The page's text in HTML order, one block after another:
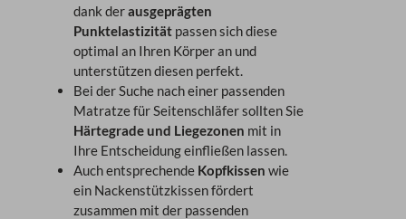
dank derausgeprägten
Punktelastizitätpassen sich diese
optimal an Ihren Körper an und
unterstützen diesen perfekt.
Bei der Suche nach einer passenden
Matratze für Seitenschläfer sollten Sie
Härtegrade und Liegezonen mit in
Ihre Entscheidung einfließen lassen.
Auch entsprechende Kopfkissen wie
ein Nackenstützkissen fördert
zusammen mit der passenden